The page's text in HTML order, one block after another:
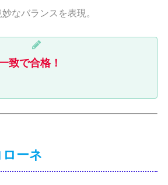
なバランスを表現。
致で合格！
ローネ